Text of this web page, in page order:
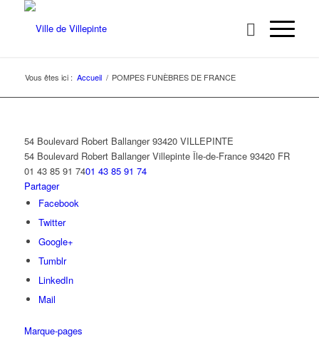
Vous êtes ici : Accueil / POMPES FUNÈBRES DE FRANCE
54 Boulevard Robert Ballanger 93420 VILLEPINTE
54 Boulevard Robert Ballanger Villepinte Île-de-France 93420 FR
01 43 85 91 7401 43 85 91 74
Partager
Facebook
Twitter
Google+
Tumblr
LinkedIn
Mail
Marque-pages